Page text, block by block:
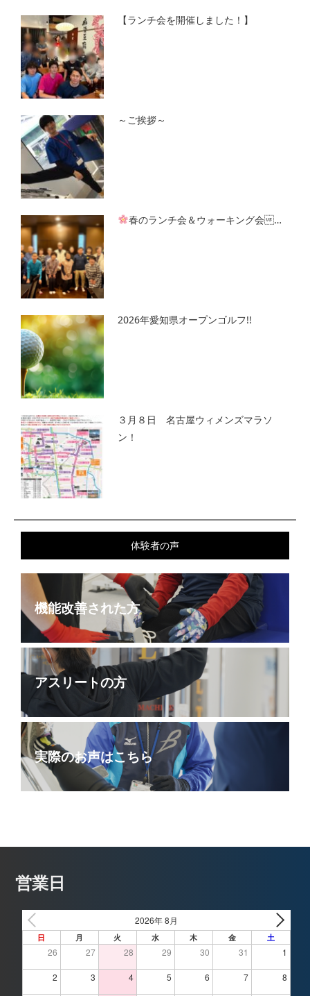
【ランチ会を開催しました！】
～ご挨拶～
春のランチ会＆ウォーキング会…
2026年愛知県オープンゴルフ!!
３月８日 名古屋ウィメンズマラソ
ン！
体験者の声
機能改善された方
アスリートの方
実際のお声はこちら
営業日
2026年 8月
日 月 火 水 木 金 土
26 27 28 29 30 31 1
2 3 4 5 6 7 8